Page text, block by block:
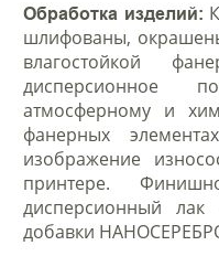
Обработка изделий:
шлифованы,
влагостойкой
дисперсионное
атмосферному и
фанерных
изображение
принтере.
дисперсионный
добавки